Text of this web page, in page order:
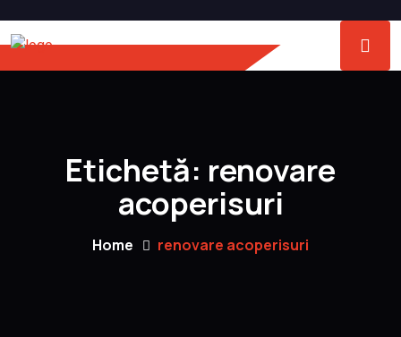
Etichetă: renovare
acoperisuri
Home renovare acoperisuri